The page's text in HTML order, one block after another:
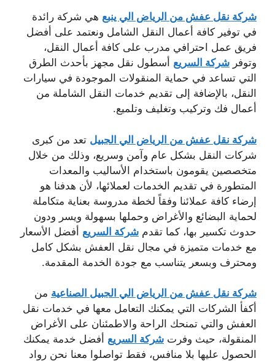
شركة نقل عفش من الرياض الي ينبع هي شركة رائدة
في توفير كافة أعمال النقل الشامل ونعتمد على أفضل
فريق عمل احترافي مدرب على كافة أعمال النقل،
وتوفر شركة السريع أسطول نقل مجهز بأحدث الطرق
التي تساعد في حماية المنقولات الموجودة في سيارات
النقل، بالإضافة إلى تقديم خدمات النقل الشاملة من
أعمال فك وتركيب وتغليف وتلميع.
شركة نقل عفش من الرياض الي الجبيل تعد من كبرى
شركات النقل بشكل عام وآمن وسريع، وذلك من خلال
متخصصين يقومون باستخدام الأساليب والمعدات
المتطورة في تقديم الخدمات لعملائها، لأن هدفنا هو
إرضاء كافة عملائنا وفقاً لخطة مدروسة بعناية متكاملة
لحماية البضائع والأغراض وحملها بسهولة ويسر ودون
حدوث تكسير بها، كما تقدم شركة السريع أفضل الأسعار
مع خدمات متميزة في مجال نقل العفش بشكل كامل
ومحترف وبسعر يتناسب مع جودة الخدمة المقدمة.
شركة نقل عفش من الرياض الي الجبيل الصناعية من
أكفأ الشركات التي يمكنك التعامل معها في خدمات نقل
العفش والتي تمنحك الراحة والاطمئنان على الأغراض
المنقولة، حيث وفرت شركة السريع أفضل خدمة يمكنك
الحصول عليها بلا منافس، فقط تواصلوا معنا نحن رواد